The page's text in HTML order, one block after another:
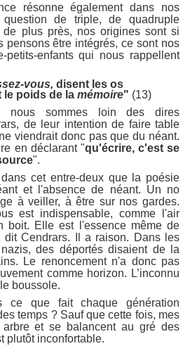
résonne également dans nos
de triple, de quadruple
plus près, nos origines sont si
pensons être intégrés, ce sont nos
petits-enfants qui nous rappellent
vous, disent les os
le poids de la mémoire" (13)
nous sommes loin des dires
de leur intention de faire table
viendrait donc pas que du néant.
en déclarant "qu'écrire, c'est se
".
cet entre-deux que la poésie
et l'absence de néant. Un no
à veiller, à être sur nos gardes.
est indispensable, comme l'air
boit. Elle est l'essence même de
dit Cendrars. Il a raison. Dans les
des déportés disaient de la
Le renoncement n'a donc pas
comme horizon. L’inconnu
boussole.
ce que fait chaque génération
temps ? Sauf que cette fois, mes
et se balancent au gré des
plutôt inconfortable.